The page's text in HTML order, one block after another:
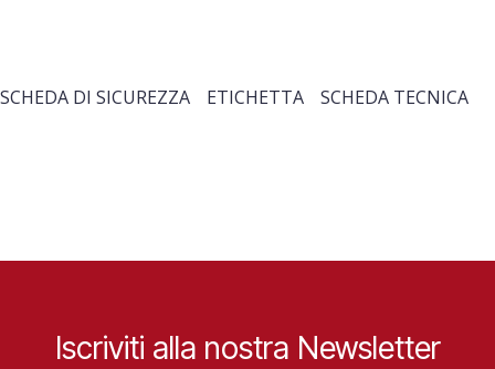
SCHEDA DI SICUREZZA ETICHETTA SCHEDA TECNICA
Iscriviti alla nostra Newsletter